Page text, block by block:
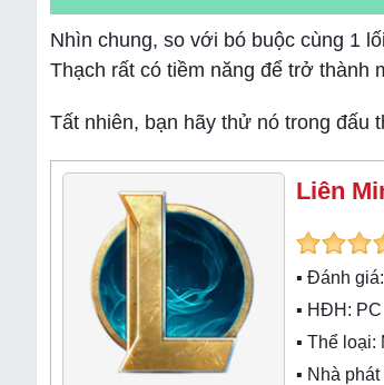
Nhìn chung, so với bó buộc cùng 1
Thạch rất có tiềm năng để trở thành
Tất nhiên, bạn hãy thử nó trong đấu
Liên
▪ Đánh giá:
▪ HĐH: PC
▪ Thể loại:
▪ Nhà